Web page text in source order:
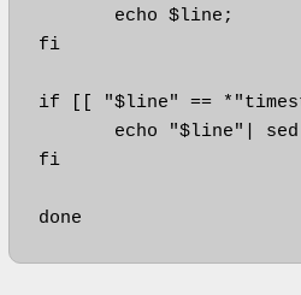
       echo $line;
fi
if [[ "$line" ==
echo "$line"|
fi
done